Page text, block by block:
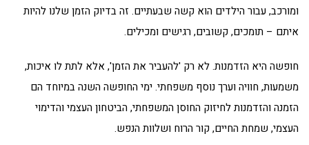
ומורכב, עבור הילדים הוא קשה שבעתיים. זה בדיוק הזמן שלנו להיות
איתם – תומכים, קשובים, רגישים ומכילים.
חופשה היא הזדמנות. לא רק 'להעביר את הזמן', אלא לתת לו איכות,
משמעות, חוויה וערך נוסף משפחתי. ימי החופשה השנה במיוחד הם
הזמנה והזדמנות לחיזוק החוסן המשפחתי, הביטחון העצמי והדימוי
העצמי, שמחת החיים, קור הרוח ושלוות הנפש.